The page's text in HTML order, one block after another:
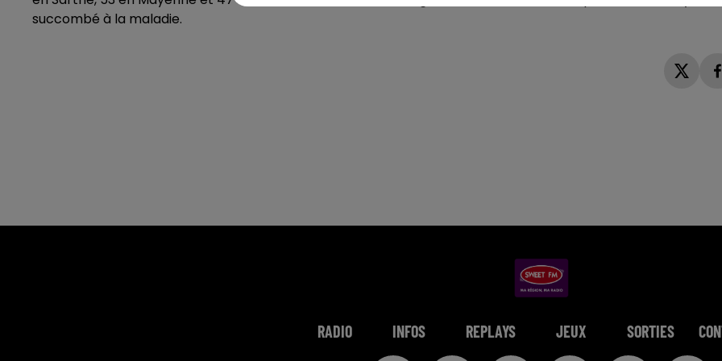
succombé à la maladie.
RADIO INFOS REPLAYS JEUX SORTIES